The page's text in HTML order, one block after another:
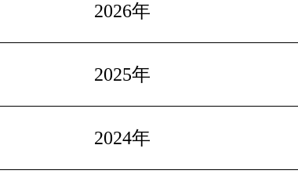
2026年
2025年
2024年